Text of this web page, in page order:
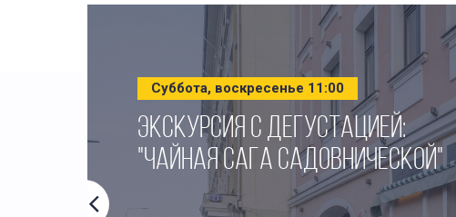
Суббота, воскресенье 11:00
ЭКСКУРСИЯ С ДЕГУСТАЦИЕЙ:
"ЧАЙНАЯ САГА САДОВНИЧЕСКОЙ"